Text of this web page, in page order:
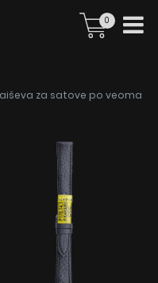
0
za satove po veoma